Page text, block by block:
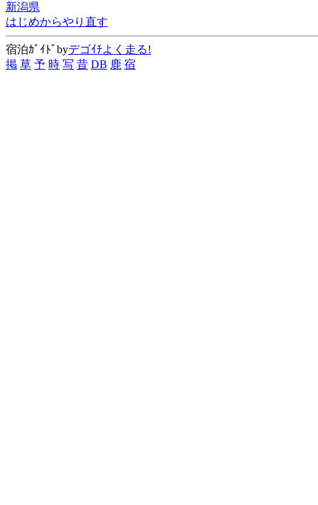
新潟県
はじめからやり直す
宿泊ｶﾞｲﾄﾞbyデゴｲﾁよく走る!
掲 草 予 時 写 昔 DB 鹿 宿